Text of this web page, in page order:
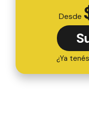
Desde
¿Ya